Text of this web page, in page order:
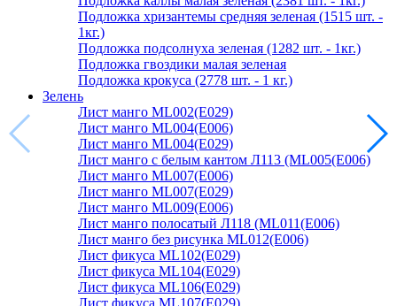
Подложка хризантемы средняя зеленая (1515 шт. -
1кг.)
Подложка подсолнуха зеленая (1282 шт. - 1кг.)
Подложка гвоздики малая зеленая
Подложка крокуса (2778 шт. - 1 кг.)
Зелень
Лист манго ML002(E029)
Лист манго ML004(E006)
Лист манго ML004(E029)
Лист манго с белым кантом Л113 (ML005(E006)
Лист манго ML007(E006)
Лист манго ML007(E029)
Лист манго ML009(E006)
Лист манго полосатый Л118 (ML011(E006)
Лист манго без рисунка ML012(E006)
Лист фикуса ML102(E029)
Лист фикуса ML104(E029)
Лист фикуса ML106(E029)
Лист фикуса ML107(E029)